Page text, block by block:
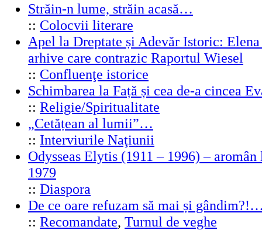
Străin-n lume, străin acasă…
:: Colocvii literare
Apel la Dreptate și Adevăr Istoric:
arhive care contrazic Raportul Wiesel
:: Confluenţe istorice
Schimbarea la Față și cea de-a cincea
:: Religie/Spiritualitate
„Cetățean al lumii”…
:: Interviurile Naţiunii
Odysseas Elytis (1911 – 1996) –
1979
:: Diaspora
De ce oare refuzam să mai și
:: Recomandate, Turnul de veghe